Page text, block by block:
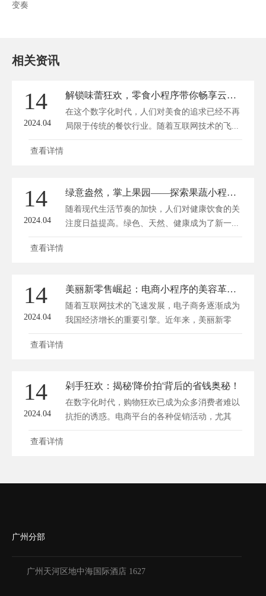
变奏
相关资讯
14
2024.04
解锁味蕾狂欢，零食小程序带你畅享云端美食盛宴！
在这个数字化时代，人们对美食的追求已经不再
局限于传统的餐饮行业。随着互联网技术的飞...
查看详情
14
2024.04
绿意盎然，掌上果园——探索果蔬小程序的健康新境界
随着现代生活节奏的加快，人们对健康饮食的关
注度日益提高。绿色、天然、健康成为了新一...
查看详情
14
2024.04
美丽新零售崛起：电商小程序的美容革命风暴！
随着互联网技术的飞速发展，电子商务逐渐成为
我国经济增长的重要引擎。近年来，美丽新零
售...
查看详情
14
2024.04
剁手狂欢：揭秘'降价拍'背后的省钱奥秘！
在数字化时代，购物狂欢已成为众多消费者难以
抗拒的诱惑。电商平台的各种促销活动，尤其
是...
查看详情
广州分部
广州天河区地中海国际酒店 1627